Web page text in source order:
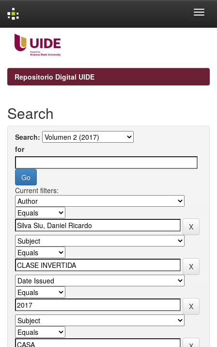
navigation
Repositorio Digital UIDE
Search
Search:
for
Current filters: